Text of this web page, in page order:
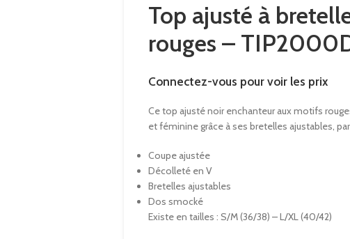
Top ajusté à
rouges –
Connectez-vous pour voir les prix
Ce top ajusté noir enchanteur aux motifs
et féminine grâce à ses bretelles ajustables,
Coupe ajustée
Décolleté en V
Bretelles ajustables
Dos smocké
Existe en tailles : S/M (36/38) – L/XL (40/42)